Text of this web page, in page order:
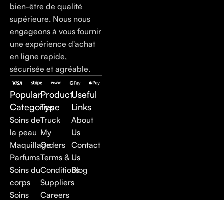
bien-être de qualité
supérieure. Nous nous
engageons à vous fournir
une expérience d'achat
en ligne rapide,
sécurisée et agréable.
Popular
Categories
Soins de
la peau
Maquillage
Parfums
Soins du
corps
Soins
Product
Type
Truck
My
Orders
Terms &
Conditions
Suppliers
Careers
Useful
Links
About
Us
Contact
Us
Blog